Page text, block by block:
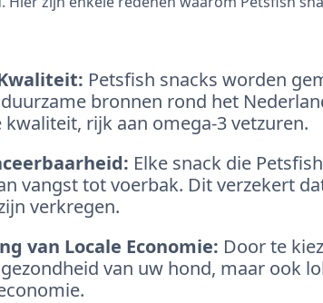
Petsfish snacks worden
bronnen rond het
kwaliteit, rijk aan omega-3 vetzuren.
Elke snack die
vangst tot voerbak. Dit verzekert
verkregen.
van Locale Economie: Door te
van uw hond, maar ook